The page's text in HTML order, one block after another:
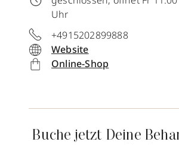
Uhr
+4915202899888
Website
Online-Shop
Buche jetzt Deine